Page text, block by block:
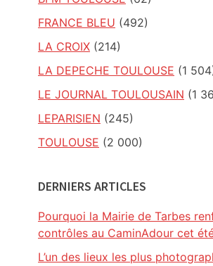
FRANCE BLEU (492)
LA CROIX (214)
LA DEPECHE TOULOUSE (1
LE JOURNAL TOULOUSAIN (1
LEPARISIEN (245)
TOULOUSE (2 000)
DERNIERS ARTICLES
Pourquoi la Mairie de Tarbes
contrôles au CaminAdour cet
L’un des lieux les plus